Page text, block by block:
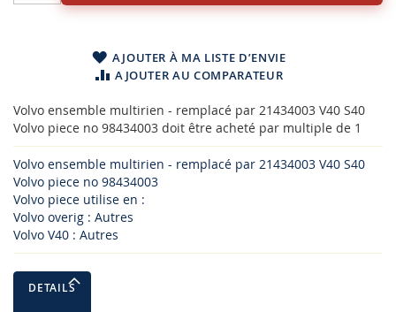
AJOUTER À MA LISTE D’ENVIE
AJOUTER AU COMPARATEUR
Volvo ensemble multirien - remplacé par 21434003 V40 S40
Volvo piece no 98434003 doit être acheté par multiple de 1
Volvo ensemble multirien - remplacé par 21434003 V40 S40
Volvo piece no 98434003
Volvo piece utilise en :
Volvo overig : Autres
Volvo V40 : Autres
DETAILS